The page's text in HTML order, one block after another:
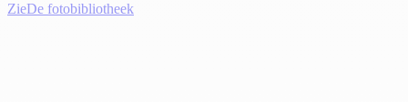
ZieDe fotobibliotheek